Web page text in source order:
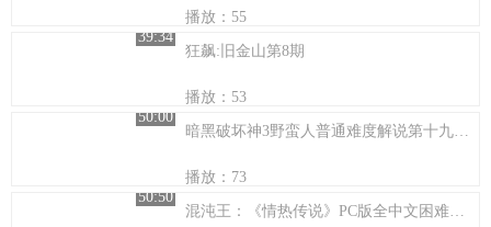
播放：55
39:34
狂飙:旧金山第8期
播放：53
50:00
暗黑破坏神3野蛮人普通难度解说第十九期(超清版)
播放：73
50:50
混沌王：《情热传说》PC版全中文困难难度剧情流程解说（第五期 会画地图的乌龟）